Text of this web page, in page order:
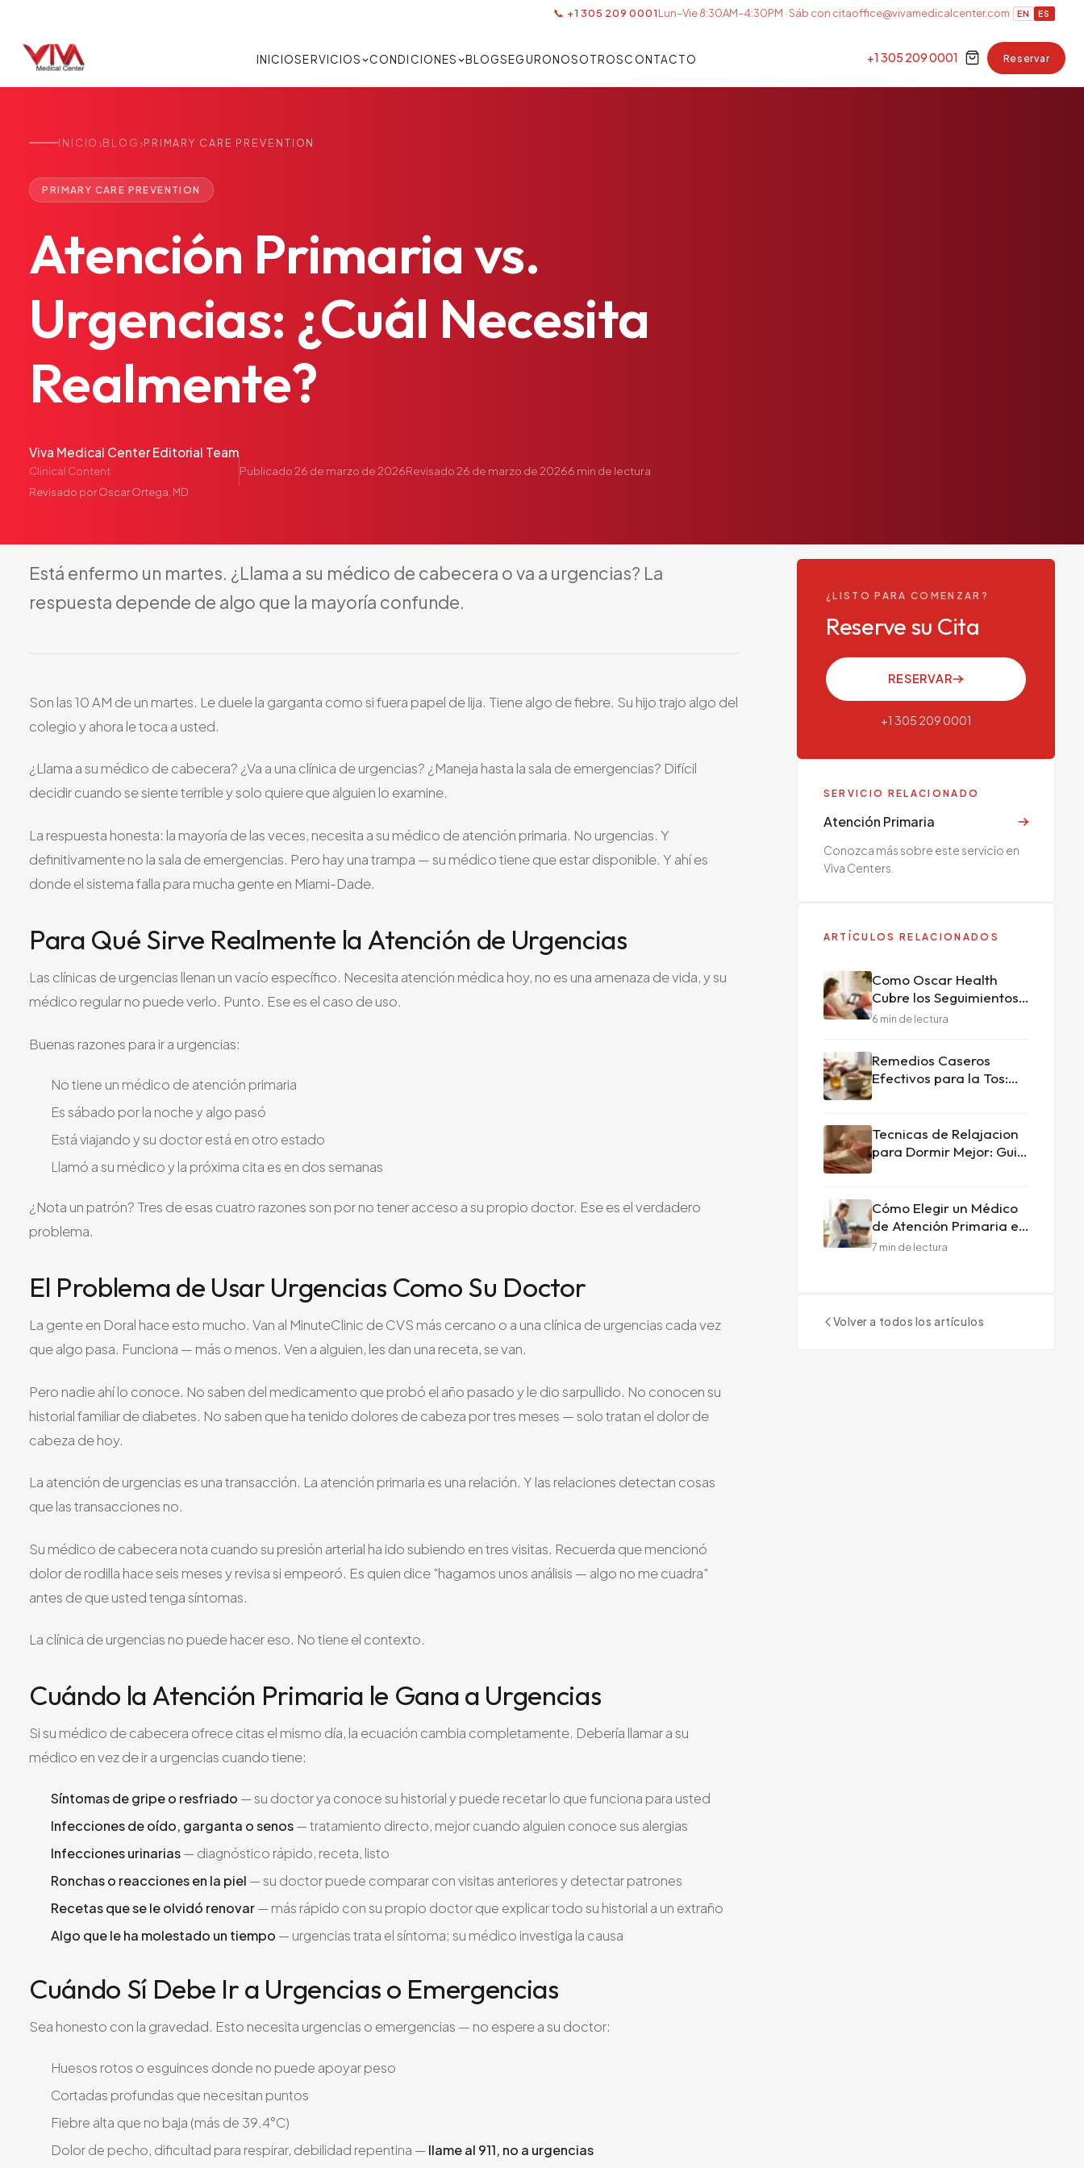
📞 +1 305 209 0001Lun–Vie 8:30AM–4:30PM · Sáb con citaoffice@vivamedicalcenter.com EN ES
INICIOSERVICIOS CONDICIONES BLOGSEGURONOSOTROSCONTACTO +1 305 209 0001 Reservar
INICIO ›BLOG ›PRIMARY CARE PREVENTION
PRIMARY CARE PREVENTION
Atención Primariavs.
Urgencias: ¿Cuál Necesita
Realmente?
Viva Medical Center Editorial Team
Clinical Content
Revisado porOscar Ortega, MD
Publicado26 de marzo de 2026Revisado26 de marzo de 20266 min de lectura
Está enfermo un martes. ¿Llama a su médico de cabecera ova a urgencias? La
respuesta depende de algo que la mayoría confunde.
Son las 10 AM de un martes. Le duele la garganta como si fuera papel de lija. Tiene algo de fiebre. Su hijo trajo algo del
colegio y ahora le toca a usted.
¿Llama a su médico de cabecera? ¿Va a una clínica de urgencias? ¿Maneja hasta la sala de emergencias? Difícil
decidir cuando se siente terrible y solo quiere que alguien lo examine.
La respuesta honesta: la mayoría de las veces, necesita a su médico de atención primaria. No urgencias. Y
definitivamente no la sala de emergencias. Pero hay una trampa — su médico tiene que estar disponible. Y ahí es
donde el sistema falla para mucha gente en Miami-Dade.
Para Qué Sirve Realmente la Atención de Urgencias
Las clínicas de urgencias llenan un vacío específico. Necesita atención médica hoy, no es una amenaza de vida, y su
médico regular no puede verlo. Punto. Ese es el caso de uso.
Buenas razones para ir a urgencias:
No tiene un médico de atención primaria
Es sábado por la noche y algo pasó
Está viajando y su doctor está en otro estado
Llamó a su médico y la próxima cita es en dos semanas
¿Nota un patrón? Tres de esas cuatro razones son por no tener acceso a su propio doctor. Ese es el verdadero
problema.
El Problema de Usar Urgencias Como Su Doctor
La gente en Doral hace esto mucho. Van al MinuteClinic de CVS más cercano o a una clínica de urgencias cada vez
que algo pasa. Funciona — más o menos. Ven a alguien, les dan una receta, se van.
Pero nadie ahí lo conoce. No saben del medicamento que probó el año pasado y le dio sarpullido. No conocen su
historial familiar de diabetes. No saben que ha tenido dolores de cabeza por tres meses — solo tratan el dolor de
cabeza de hoy.
La atención de urgencias es una transacción. La atención primaria es una relación. Y las relaciones detectan cosas
que las transacciones no.
Su médico de cabecera nota cuando su presión arterial ha ido subiendo en tres visitas. Recuerda que mencionó
dolor de rodilla hace seis meses y revisa si empeoró. Es quien dice "hagamos unos análisis — algo no me cuadra"
antes de que usted tenga síntomas.
La clínica de urgencias no puede hacer eso. No tiene el contexto.
Cuándo la Atención Primaria le Gana a Urgencias
Si su médico de cabecera ofrece citas el mismo día, la ecuación cambia completamente. Debería llamar a su
médico en vez de ir a urgencias cuando tiene:
Síntomas de gripe o resfriado — su doctor ya conoce su historial y puede recetar lo que funciona para usted
Infecciones de oído, garganta o senos— tratamiento directo, mejor cuando alguien conoce sus alergias
Infecciones urinarias— diagnóstico rápido, receta, listo
Ronchas o reacciones en la piel — su doctor puede comparar con visitas anteriores y detectar patrones
Recetas que se le olvidó renovar— más rápido con su propio doctor que explicar todo su historial a un extraño
Algo que le ha molestado un tiempo — urgencias trata el síntoma; su médico investiga la causa
Cuándo Sí Debe Ir a Urgencias o Emergencias
Sea honesto con la gravedad. Esto necesita urgencias o emergencias — no espere a su doctor:
Huesos rotos o esguinces donde no puede apoyar peso
Cortadas profundas que necesitan puntos
Fiebre alta que no baja (más de 39.4°C)
Dolor de pecho, dificultad para respirar, debilidad repentina —llame al 911, no a urgencias
¿LISTO PARA COMENZAR?
Reserve su Cita
RESERVAR
+1 305 209 0001
SERVICIO RELACIONADO
Atención Primaria
Conozca más sobre este servicio en
Viva Centers.
ARTÍCULOS RELACIONADOS
Como Oscar Health
Cubre los Seguimientos
por Telemedicina en
6 min de lectura
Remedios Caseros
Efectivos para la Tos:
Que Funciona y Cuando
Tecnicas de Relajacion
para Dormir Mejor: Guia
Completa
Cómo Elegir un Médico
de Atención Primaria en
Doral, FL — Lo Que
7 min de lectura
Volver a todos los artículos